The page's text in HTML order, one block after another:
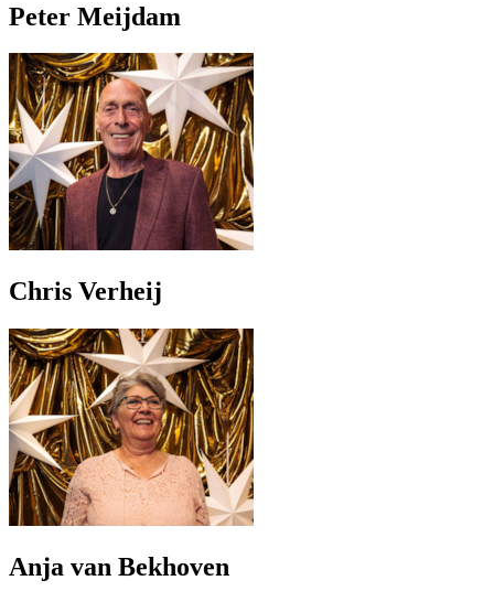
Peter Meijdam
Chris Verheij
Anja van Bekhoven